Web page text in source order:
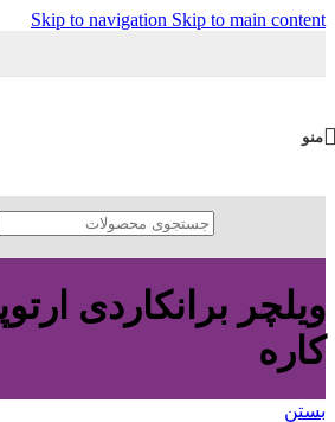
Skip to navigation Skip to main content
منو
ویلچر برانکاردی
کاره
بستن